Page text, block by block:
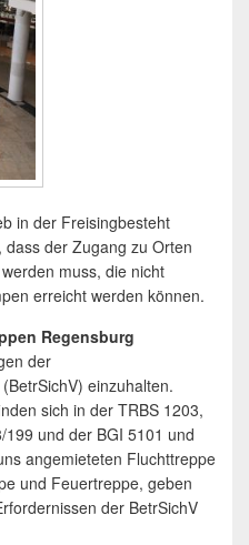
in der Freisingbesteht
der Zugang zu Orten
muss, die nicht
erreicht werden können.
Regensburg
der
einzuhalten.
sich in der TRBS 1203,
199 und der BGI 5101 und
angemieteten Fluchttreppe
und Feuertreppe, geben
der BetrSichV